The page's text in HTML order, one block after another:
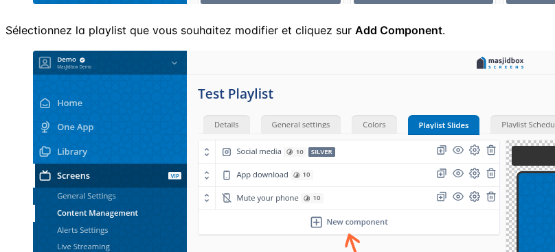
Sélectionnez la playlist que vous souhaitez modifier et cliquez sur Add Component.